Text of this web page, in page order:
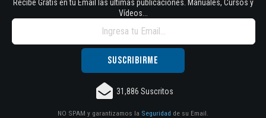
Recibe Gratis en tu Email las últimas publicaciones. Manuales, Cursos y
Vídeos...
31,886 Suscritos
NO SPAM y garantizamos la Seguridad de su Email.